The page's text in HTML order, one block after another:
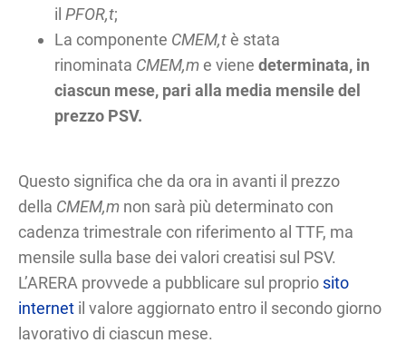
ilPFOR,t;
La componente CMEM,tè stata
rinominata CMEM,me vienedeterminata, in
ciascun mese, pari alla media mensile del
prezzo PSV.
Questo significa che da ora in avanti il prezzo
della CMEM,m non sarà più determinato con
cadenza trimestrale con riferimento al TTF, ma
mensile sulla base dei valori creatisi sul PSV.
L’ARERA provvede a pubblicare sul proprio sito
internet il valore aggiornato entro il secondo giorno
lavorativo di ciascun mese.